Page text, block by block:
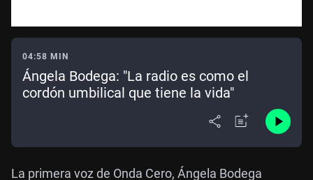
04:58 MIN
Ángela Bodega: "La radio es como el
cordón umbilical que tiene la vida"
La primera voz de Onda Cero, Ángela Bodega